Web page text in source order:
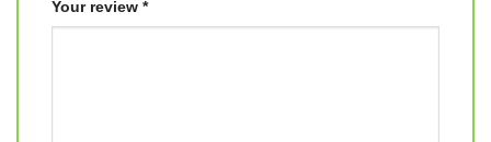
Your review *